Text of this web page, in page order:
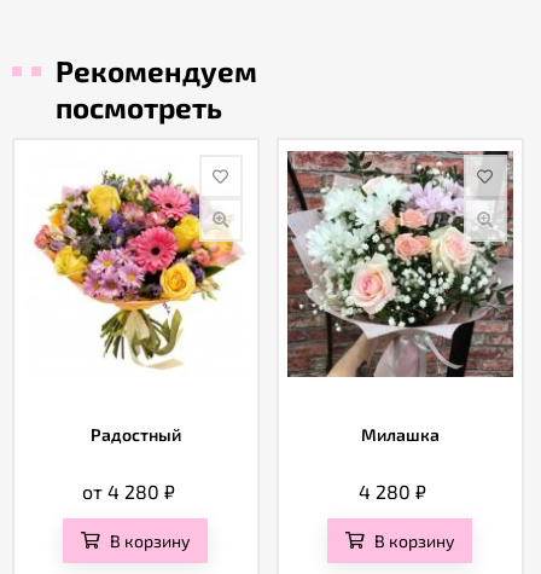
Рекомендуем
посмотреть
Радостный
от 4 280 ₽
В корзину
Милашка
4 280₽
В корзину